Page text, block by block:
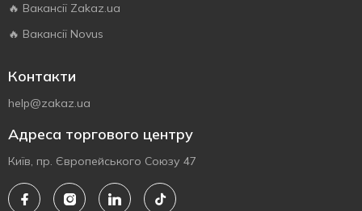
🔥 Вакансії Zakaz.ua
🔥 Вакансії Novus
Контакти
help@zakaz.ua
Адреса торгового центру
Київ, пр. Європейського Союзу 47